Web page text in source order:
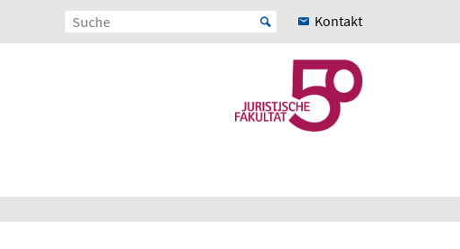
Kontakt